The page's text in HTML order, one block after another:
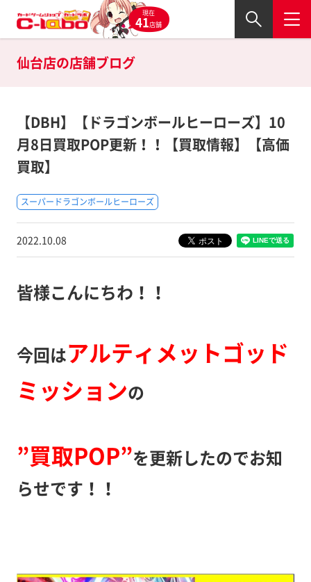
現在
41店舗
仙台店の店舗ブログ
【DBH】【ドラゴンボールヒーローズ】10
月8日買取POP更新！！【買取情報】【高価
買取】
スーパードラゴンボールヒーローズ
2022.10.08
皆様こんにちわ！！
今回はアルティメットゴッド
ミッションの
”買取POP”を更新したのでお知
らせです！！